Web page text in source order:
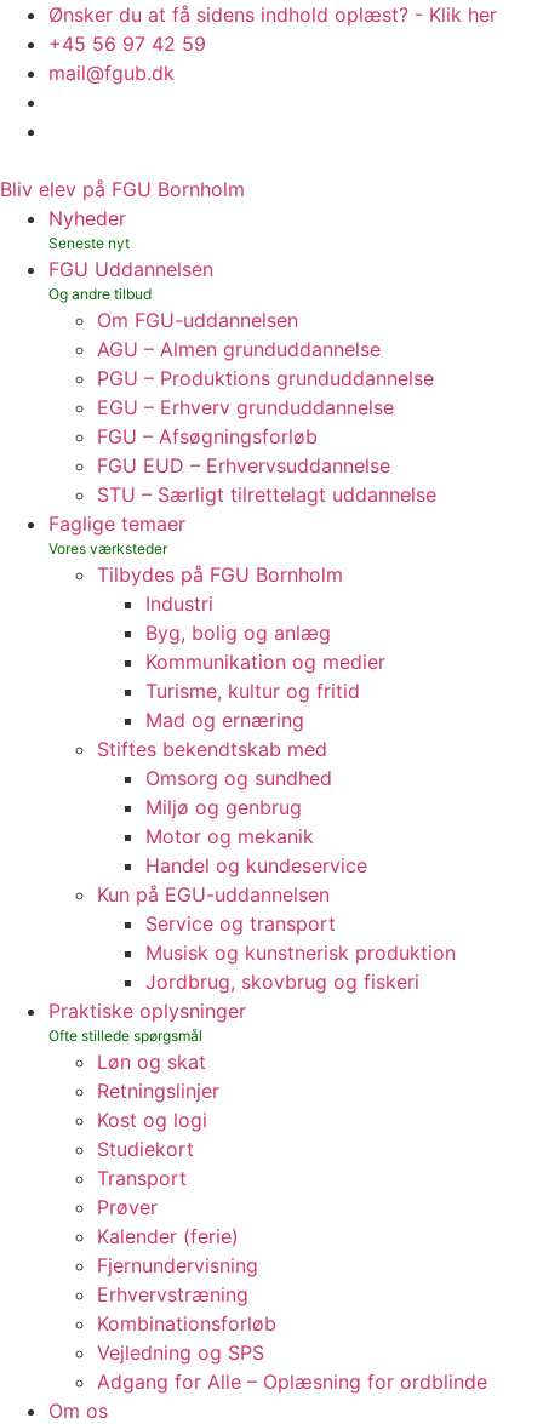
Ønsker du at få sidens indhold oplæst? - Klik her
+45 56 97 42 59
mail@fgub.dk
Bliv elev på FGU Bornholm
Nyheder
FGU Uddannelsen
Om FGU-uddannelsen
AGU – Almen grunduddannelse
PGU – Produktions grunduddannelse
EGU – Erhverv grunduddannelse
FGU – Afsøgningsforløb
FGU EUD – Erhvervsuddannelse
STU – Særligt tilrettelagt uddannelse
Faglige temaer
Tilbydes på FGU Bornholm
Industri
Byg, bolig og anlæg
Kommunikation og medier
Turisme, kultur og fritid
Mad og ernæring
Stiftes bekendtskab med
Omsorg og sundhed
Miljø og genbrug
Motor og mekanik
Handel og kundeservice
Kun på EGU-uddannelsen
Service og transport
Musisk og kunstnerisk produktion
Jordbrug, skovbrug og fiskeri
Praktiske oplysninger
Løn og skat
Retningslinjer
Kost og logi
Studiekort
Transport
Prøver
Kalender (ferie)
Fjernundervisning
Erhvervstræning
Kombinationsforløb
Vejledning og SPS
Adgang for Alle – Oplæsning for ordblinde
Om os